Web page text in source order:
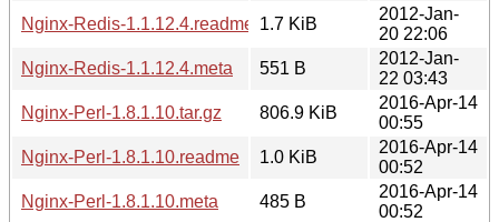
Nginx-Redis-1.1.12.4.readme
1.7 KiB
2012-Jan-
20 22:06
Nginx-Redis-1.1.12.4.meta
551 B
2012-Jan-
22 03:43
Nginx-Perl-1.8.1.10.tar.gz
806.9 KiB
2016-Apr-14
00:55
Nginx-Perl-1.8.1.10.readme
1.0 KiB
2016-Apr-14
00:52
Nginx-Perl-1.8.1.10.meta
485 B
2016-Apr-14
00:52